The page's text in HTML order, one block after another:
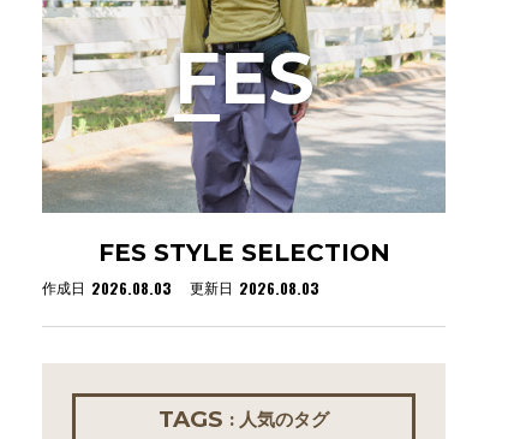
FES STYLE SELECTION
作成日 2026.08.03 更新日 2026.08.03
FES
TAGS : 人気のタグ